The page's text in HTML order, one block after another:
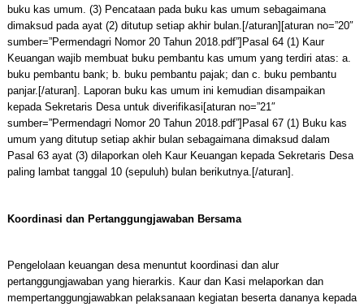
buku kas umum. (3) Pencataan pada buku kas umum sebagaimana
dimaksud pada ayat (2) ditutup setiap akhir bulan.[/aturan][aturan no=”20″
sumber=”Permendagri Nomor 20 Tahun 2018.pdf”]Pasal 64 (1) Kaur
Keuangan wajib membuat buku pembantu kas umum yang terdiri atas: a.
buku pembantu bank; b. buku pembantu pajak; dan c. buku pembantu
panjar.[/aturan]. Laporan buku kas umum ini kemudian disampaikan
kepada Sekretaris Desa untuk diverifikasi[aturan no=”21″
sumber=”Permendagri Nomor 20 Tahun 2018.pdf”]Pasal 67 (1) Buku kas
umum yang ditutup setiap akhir bulan sebagaimana dimaksud dalam
Pasal 63 ayat (3) dilaporkan oleh Kaur Keuangan kepada Sekretaris Desa
paling lambat tanggal 10 (sepuluh) bulan berikutnya.[/aturan].
Koordinasi dan Pertanggungjawaban Bersama
Pengelolaan keuangan desa menuntut koordinasi dan alur
pertanggungjawaban yang hierarkis. Kaur dan Kasi melaporkan dan
mempertanggungjawabkan pelaksanaan kegiatan beserta dananya kepada